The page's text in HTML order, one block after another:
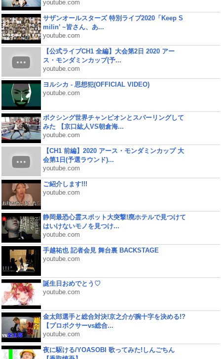
youtube.com
サザンオールスターズ 特別ライブ2020「Keep S
milin’ ~皆さん、あ...
youtube.com
【公式ライブCH1 全編】大会第2日 2020 アー
ス・モンダミンカップ(予...
youtube.com
ヨルシカ - 思想犯(OFFICIAL VIDEO)
youtube.com
ボクシング世界チャンピオンとスパーリングして
みた 【京口紘人VS朝倉海...
youtube.com
【CH1 前編】2020 アース・モンダミンカップ 大
会第1日(予選ラウンド)...
youtube.com
ご紹介します!!!
youtube.com
静岡最恐心霊スポット大突撃!廃ホテルで見つけて
はいけないモノを見つけ...
youtube.com
手越祐也 記者会見 舞台裏 BACKSTAGE
youtube.com
誕生日おめでとう♡
youtube.com
金太郎選手と総合対決!京之介が腕十字を決める!?
【プロボクサーvs総合...
youtube.com
夜に駆ける/YOASOBI 歌ってみた!しんごちん